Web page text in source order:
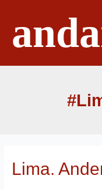
springen
Lima.